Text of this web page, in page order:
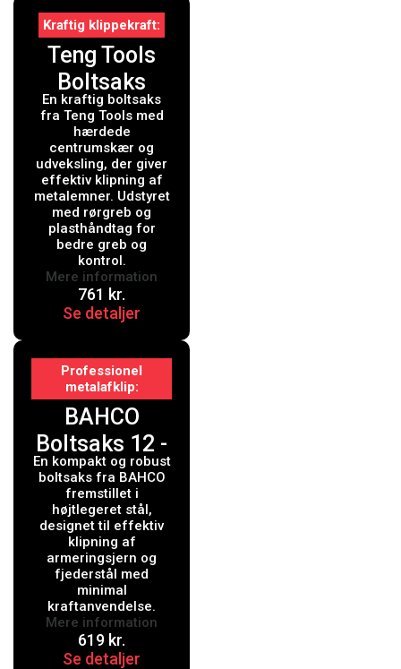
Kraftig klippekraft
Teng Tools
Boltsaks
BC424 - 24"
652mm
En kraftig boltsaks
fra Teng Tools med
hærdede
centrumskær og
udveksling, der giver
effektiv klipning af
metalemner. Udstyret
med rørgreb og
plasthåndtag for
bedre greb og
kontrol.
761 kr.
Se detaljer
Mere information
Professionel
metalafklip
BAHCO
Boltsaks 12 -
4559-12
En kompakt og robust
boltsaks fra BAHCO
fremstillet i
højtlegeret stål,
designet til effektiv
klipning af
armeringsjern og
fjederstål med
minimal
kraftanvendelse.
619 kr.
Se detaljer
Mere information